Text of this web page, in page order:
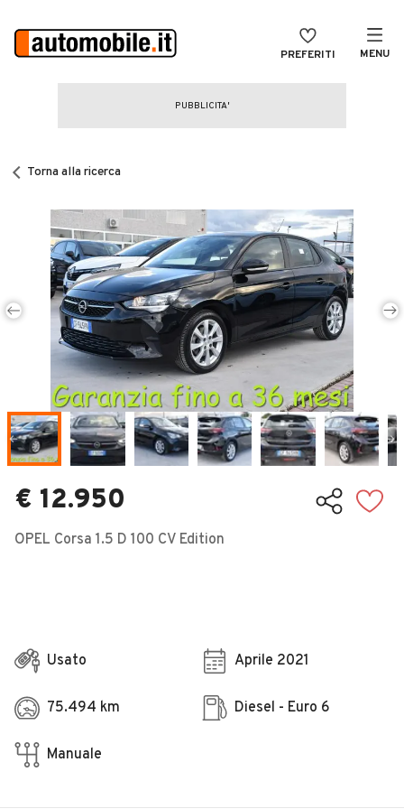
PREFERITI MENU
CERCA
Auto Nuove
Noleggio a lungo termine
Auto d'epoca
Moto
Camper
Veicoli Commerciali
Concessionari
Torna alla ricerca
€ 12.950
OPEL Corsa 1.5 D 100 CV Edition
Usato Aprile 2021
75.494 km Diesel - Euro 6
Manuale